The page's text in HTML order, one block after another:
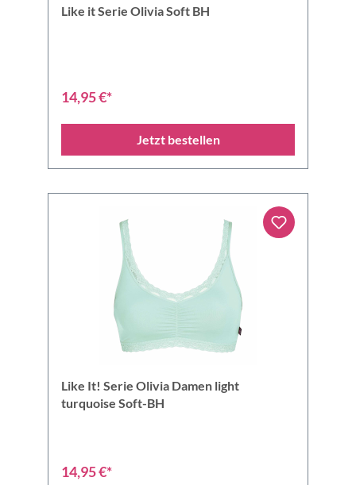
Like it Serie Olivia Soft BH
14,95 €*
Jetzt bestellen
Like It! Serie Olivia Damen light
turquoise Soft-BH
14,95 €*